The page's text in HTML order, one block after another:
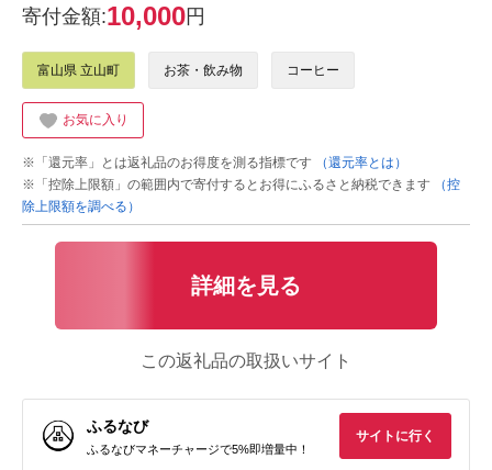
寄付金額:10,000円
富山県 立山町 お茶・飲み物 コーヒー
お気に入り
※「還元率」とは返礼品のお得度を測る指標です
（還元率とは）
※「控除上限額」の範囲内で寄付するとお得にふるさと納税できます
（控
除上限額を調べる）
詳細を見る
この返礼品の取扱いサイト
ふるなび
ふるなびマネーチャージで5%即増量中！
サイトに行く